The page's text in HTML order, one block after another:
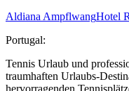
Aldiana AmpflwangHotel
Portugal:
Tennis Urlaub und
traumhaften Urlaubs-